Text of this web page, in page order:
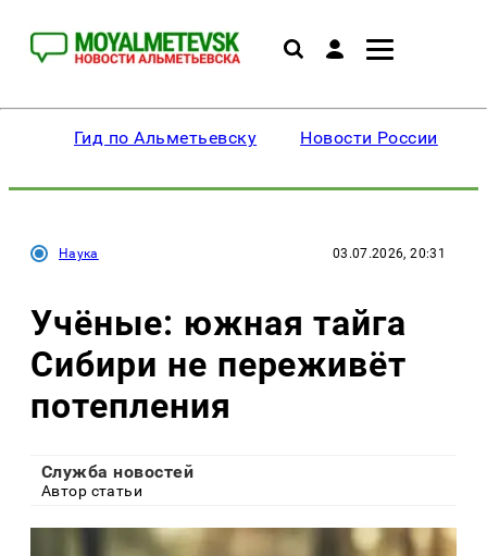
Гид по Альметьевску Новости России
Наука 03.07.2026, 20:31
Учёные: южная тайга
Сибири не переживёт
потепления
Служба новостей
Автор статьи